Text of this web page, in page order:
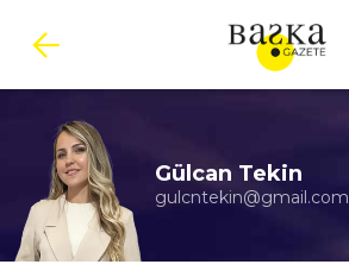
Gülcan Tekin
gulcntekin@gmail.com